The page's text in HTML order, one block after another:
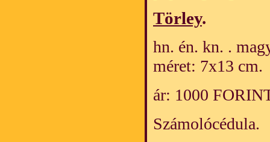
Törley.
hn. én. kn. .
méret: 7x13 cm.
ár: 1000
Számolócédula.